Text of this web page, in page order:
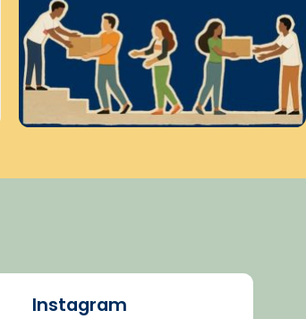
Instagram